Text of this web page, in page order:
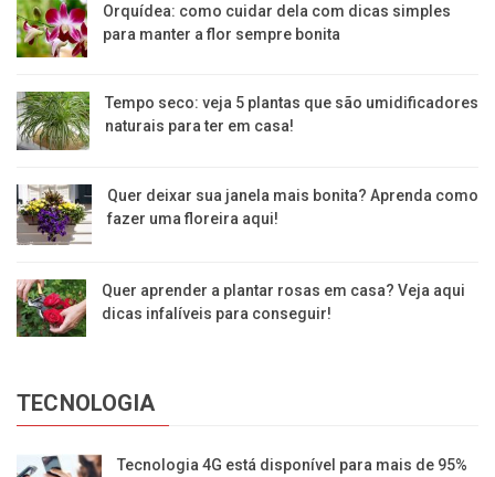
Orquídea: como cuidar dela com dicas simples
para manter a flor sempre bonita
Tempo seco: veja 5 plantas que são umidificadores
naturais para ter em casa!
Quer deixar sua janela mais bonita? Aprenda como
fazer uma floreira aqui!
Quer aprender a plantar rosas em casa? Veja aqui
dicas infalíveis para conseguir!
TECNOLOGIA
Tecnologia 4G está disponível para mais de 95%